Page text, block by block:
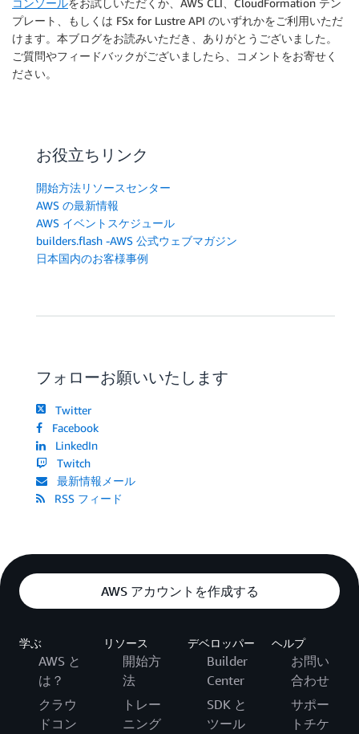
コンソールをお試しいただくか、AWS CLI、CloudFormation テン
プレート、もしくは FSx for Lustre API のいずれかをご利用いただ
けます。本ブログをお読みいただき、ありがとうございました。
ご質問やフィードバックがございましたら、コメントをお寄せく
ださい。
お役立ちリンク
開始方法リソースセンター
AWS の最新情報
AWS イベントスケジュール
builders.flash -AWS 公式ウェブマガジン
日本国内のお客様事例
フォローお願いいたします
Twitter
Facebook
LinkedIn
Twitch
最新情報メール
RSS フィード
AWS アカウントを作成する
学ぶ
AWS と
は？
クラウ
ドコン
リソース
開始方
法
トレー
ニング
デベロッパー
Builder
Center
SDK と
ツール
ヘルプ
お問い
合わせ
サポー
トチケ